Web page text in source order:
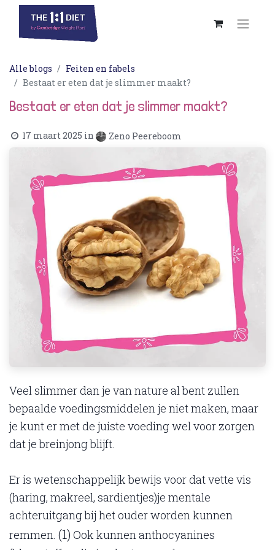
Alle blogs
Feiten en fabels
Bestaat er eten dat je slimmer maakt?
Bestaat er eten dat je slimmer maakt?
17 maart 2025 in Zeno Peereboom
Veel slimmer dan je van nature al bent zullen
bepaalde voedingsmiddelen je niet maken, maar
je kunt er met de juiste voeding wel voor zorgen
dat je breinjong blijft.
Er is wetenschappelijk bewijs voor dat vette vis
(haring, makreel, sardientjes)je mentale
achteruitgang bij het ouder worden kunnen
remmen. (1) Ook kunnen anthocyanines